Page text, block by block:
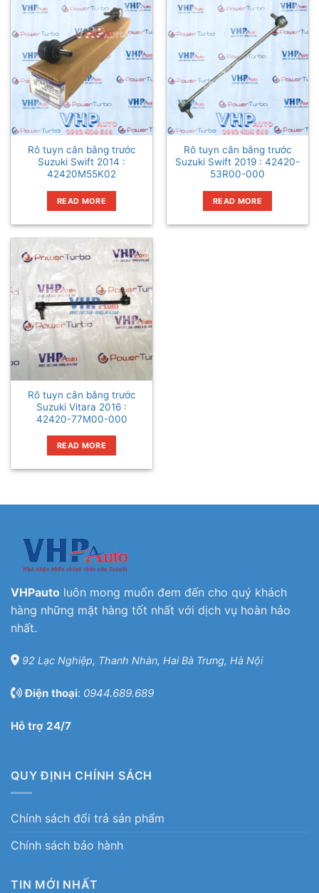
Rô tuyn cân bằng trước
Suzuki Swift 2014 :
42420M55K02
READ MORE
Rô tuyn cân bằng trước
Suzuki Swift 2019 : 42420-
53R00-000
READ MORE
Rô tuyn cân bằng trước
Suzuki Vitara 2016 :
42420-77M00-000
READ MORE
VHPauto luôn mong muốn đem đến cho quý khách
hàng những mặt hàng tốt nhất với dịch vụ hoàn hảo
nhất.
92 Lạc Nghiệp, Thanh Nhàn, Hai Bà Trưng, Hà Nội
Điện thoại: 0944.689.689
Hỗ trợ 24/7
QUY ĐỊNH CHÍNH SÁCH
Chính sách đổi trả sản phẩm
Chính sách bảo hành
TIN MỚI NHẤT